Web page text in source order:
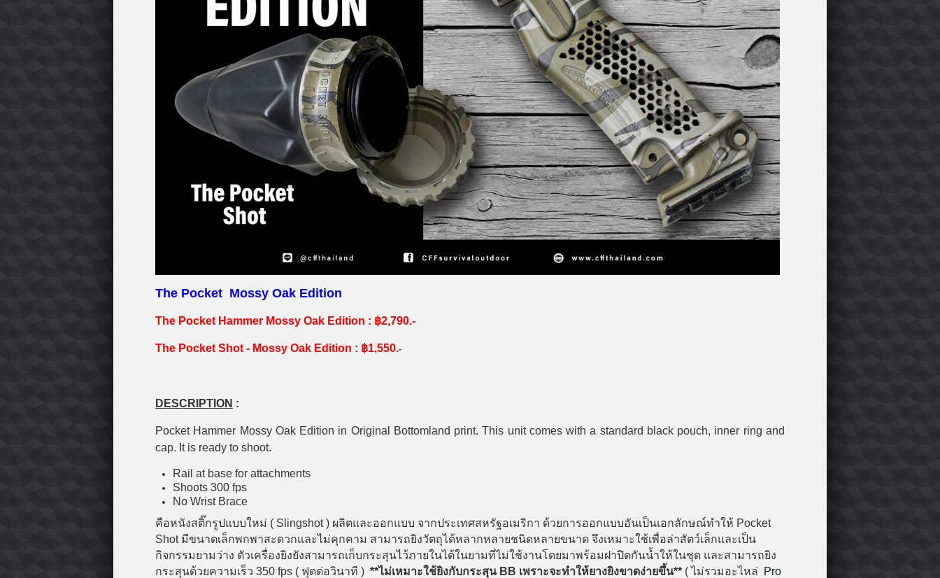
The Pocket Mossy Oak Edition
The Pocket Hammer Mossy Oak Edition : ฿2,790.-
The Pocket Shot - Mossy Oak Edition : ฿1,550.-
DESCRIPTION :
Pocket Hammer Mossy Oak Edition in Original Bottomland print. This unit comes with a standard black pouch, inner ring and
cap. It is ready to shoot.
Rail at base for attachments
Shoots 300 fps
No Wrist Brace
คือหนังสติ๊กรูปแบบใหม่ ( Slingshot ) ผลิตและออกแบบ จากประเทศสหรัฐอเมริกา ด้วยการออกแบบอันเป็นเอกลักษณ์ทำให้ Pocket
Shot มีขนาดเล็กพกพาสะดวกและไม่คุกคาม สามารถยิงวัตถุได้หลากหลายชนิดหลายขนาด จึงเหมาะใช้เพื่อล่าสัตว์เล็กและเป็น
กิจกรรมยามว่าง ตัวเครื่องยิงยังสามารถเก็บกระสุนไว้ภายในได้ในยามที่ไม่ใช้งานโดยมาพร้อมฝาปิดกันน้ำให้ในชุด และสามารถยิง
กระสุนด้วยความเร็ว 350 fps ( ฟุตต่อวินาที ) **ไม่เหมาะใช้ยิงกับกระสุน BB เพราะจะทำให้ยางยิงขาดง่ายขึ้น** (ไม่รวมอะไหล่
Pro